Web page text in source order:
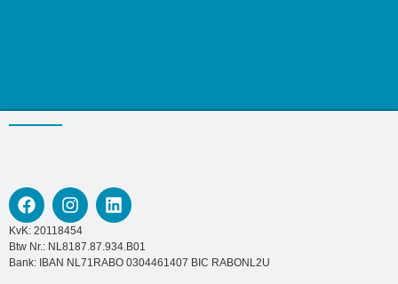
KvK: 20118454
Btw Nr.: NL8187.87.934.B01
Bank: IBAN NL71RABO 0304461407 BIC RABONL2U